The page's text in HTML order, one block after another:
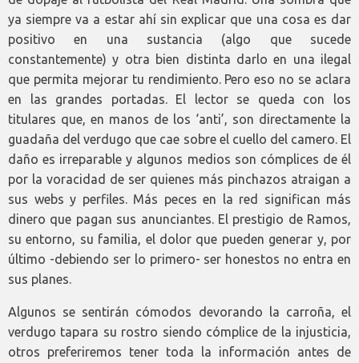
ya siempre va a estar ahí sin explicar que una cosa es dar
positivo en una sustancia (algo que sucede
constantemente) y otra bien distinta darlo en una ilegal
que permita mejorar tu rendimiento. Pero eso no se aclara
en las grandes portadas. El lector se queda con los
titulares que, en manos de los ‘anti’, son directamente la
guadaña del verdugo que cae sobre el cuello del camero. El
daño es irreparable y algunos medios son cómplices de él
por la voracidad de ser quienes más pinchazos atraigan a
sus webs y perfiles. Más peces en la red significan más
dinero que pagan sus anunciantes. El prestigio de Ramos,
su entorno, su familia, el dolor que pueden generar y, por
último -debiendo ser lo primero- ser honestos no entra en
sus planes.
Algunos se sentirán cómodos devorando la carroña, el
verdugo tapara su rostro siendo cómplice de la injusticia,
otros preferiremos tener toda la información antes de